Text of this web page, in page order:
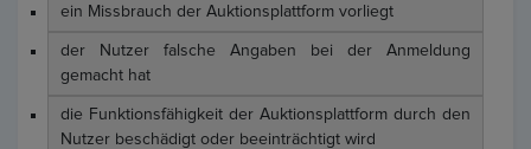
ein Missbrauch der Auktionsplattform vorliegt
der Nutzer falsche Angaben bei der Anmeldung
gemacht hat
die Funktionsfähigkeit der Auktionsplattform durch den
Nutzer beschädigt oder beeinträchtigt wird